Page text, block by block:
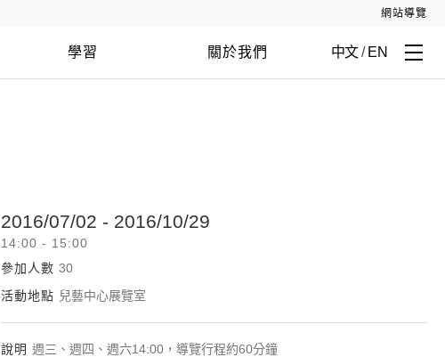
網站導覽
學習 關於我們 中文 / EN
2016/07/02 - 2016/10/29
14:00 - 15:00
參加人數 30
活動地點 兒藝中心展覽室
說明 週三、週四、週六14:00，導覽行程約60分鐘